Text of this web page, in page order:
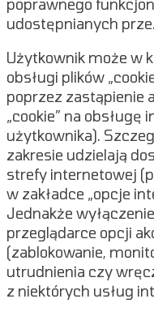
poprawnego
udostępnianych
Użytkownik może w
obsługi plików
poprzez zastąpienie
„cookie” na
użytkownika).
zakresie udzielają
strefy internetowej
w zakładce „opcje
Jednakże
przeglądarce opcji
(zablokowanie,
utrudnienia czy
z niektórych usług